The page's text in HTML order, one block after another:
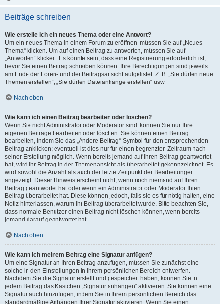
Beiträge schreiben
Wie erstelle ich ein neues Thema oder eine Antwort?
Um ein neues Thema in einem Forum zu eröffnen, müssen Sie auf „Neues
Thema“ klicken. Um auf einen Beitrag zu antworten, müssen Sie auf
„Antworten“ klicken. Es könnte sein, dass eine Registrierung erforderlich ist,
bevor Sie einen Beitrag schreiben können. Ihre Berechtigungen sind jeweils
am Ende der Foren- und der Beitragsansicht aufgelistet. Z. B. „Sie dürfen neue
Themen erstellen“, „Sie dürfen Dateianhänge erstellen“ usw.
Nach oben
Wie kann ich einen Beitrag bearbeiten oder löschen?
Wenn Sie nicht Administrator oder Moderator sind, können Sie nur Ihre
eigenen Beiträge bearbeiten oder löschen. Sie können einen Beitrag
bearbeiten, indem Sie das „Ändere Beitrag“-Symbol für den entsprechenden
Beitrag anklicken; eventuell ist dies nur für einen begrenzten Zeitraum nach
seiner Erstellung möglich. Wenn bereits jemand auf Ihren Beitrag geantwortet
hat, wird Ihr Beitrag in der Themenansicht als überarbeitet gekennzeichnet. Es
wird sowohl die Anzahl als auch der letzte Zeitpunkt der Bearbeitungen
angezeigt. Dieser Hinweis erscheint nicht, wenn noch niemand auf Ihren
Beitrag geantwortet hat oder wenn ein Administrator oder Moderator Ihren
Beitrag überarbeitet hat. Diese können jedoch, falls sie es für nötig halten, eine
Notiz hinterlassen, warum Ihr Beitrag überarbeitet wurde. Bitte beachten Sie,
dass normale Benutzer einen Beitrag nicht löschen können, wenn bereits
jemand darauf geantwortet hat.
Nach oben
Wie kann ich meinem Beitrag eine Signatur anfügen?
Um eine Signatur an Ihren Beitrag anzufügen, müssen Sie zunächst eine
solche in den Einstellungen in Ihrem persönlichen Bereich entwerfen.
Nachdem Sie die Signatur erstellt und gespeichert haben, können Sie in
jedem Beitrag das Kästchen „Signatur anhängen“ aktivieren. Sie können eine
Signatur auch hinzufügen, indem Sie in Ihrem persönlichen Bereich das
standardmäßige Anhängen Ihrer Signatur aktivieren. Wenn Sie einen